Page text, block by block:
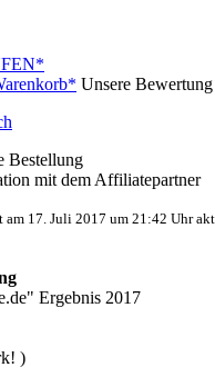
Unsere
Bestellung
mit dem Affiliatepartner
am 17. Juli 2017 um 21:42 Uhr
Ergebnis 2017
)